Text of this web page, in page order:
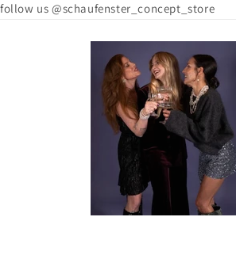
follow us @schaufenster_concept_store